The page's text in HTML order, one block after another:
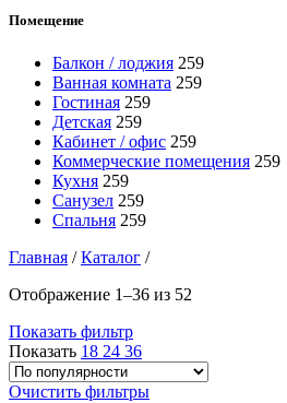
Помещение
Балкон / лоджия 259
Ванная комната 259
Гостиная 259
Детская 259
Кабинет / офис 259
Коммерческие помещения 259
Кухня 259
Санузел 259
Спальня 259
Главная /Каталог /
Отображение 1–36 из 52
Показать фильтр
Показать 18 24 36
Очистить фильтры